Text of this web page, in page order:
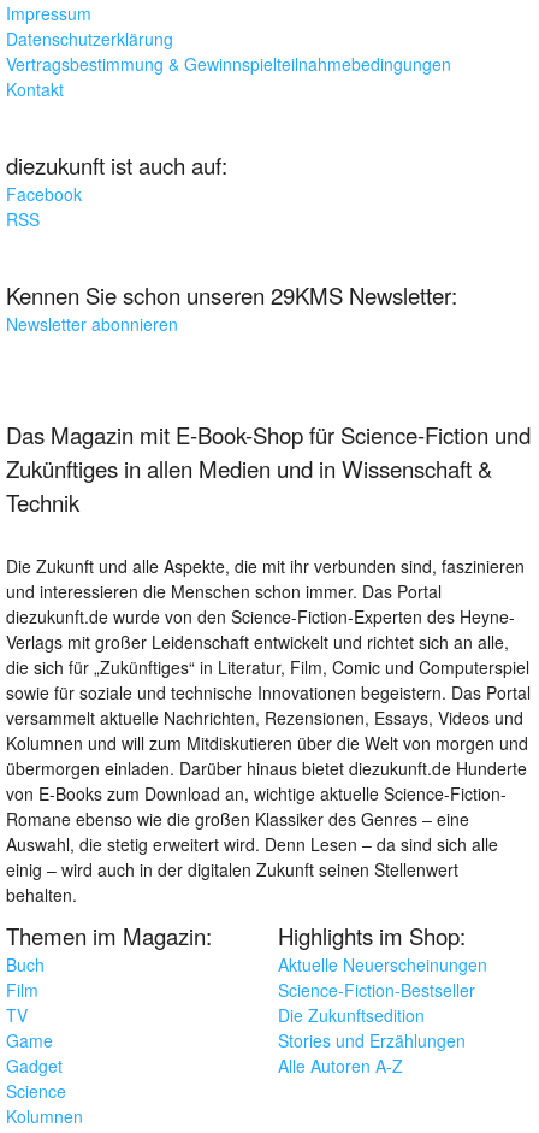
Impressum
Datenschutzerklärung
Vertragsbestimmung & Gewinnspielteilnahmebedingungen
Kontakt
diezukunft ist auch auf:
Facebook
RSS
Kennen Sie schon unseren 29KMS Newsletter:
Newsletter abonnieren
Das Magazin mit E-Book-Shop für Science-Fiction und
Zukünftiges in allen Medien und in Wissenschaft &
Technik
Die Zukunft und alle Aspekte, die mit ihr verbunden sind, faszinieren
und interessieren die Menschen schon immer. Das Portal
diezukunft.de wurde von den Science-Fiction-Experten des Heyne-
Verlags mit großer Leidenschaft entwickelt und richtet sich an alle,
die sich für „Zukünftiges“ in Literatur, Film, Comic und Computerspiel
sowie für soziale und technische Innovationen begeistern. Das Portal
versammelt aktuelle Nachrichten, Rezensionen, Essays, Videos und
Kolumnen und will zum Mitdiskutieren über die Welt von morgen und
übermorgen einladen. Darüber hinaus bietet diezukunft.de Hunderte
von E-Books zum Download an, wichtige aktuelle Science-Fiction-
Romane ebenso wie die großen Klassiker des Genres – eine
Auswahl, die stetig erweitert wird. Denn Lesen – da sind sich alle
einig – wird auch in der digitalen Zukunft seinen Stellenwert
behalten.
Themen im Magazin:
Buch
Film
TV
Game
Gadget
Science
Kolumnen
Highlights im Shop:
Aktuelle Neuerscheinungen
Science-Fiction-Bestseller
Die Zukunftsedition
Stories und Erzählungen
Alle Autoren A-Z